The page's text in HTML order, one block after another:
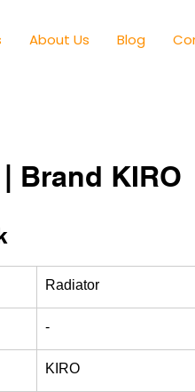
About Us Blog
Brand KIRO
Radiator
-
KIRO